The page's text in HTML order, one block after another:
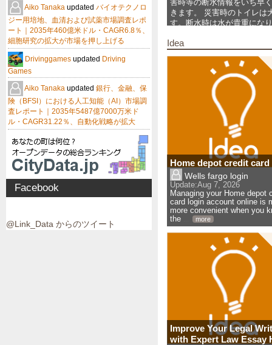
Aiko Tanaka updated バイオテクノロ
ジー用培地、血清および試薬市場調査レポ
ート｜2035年460億米ドル・CAGR6.8％、
細胞研究の拡大が市場を押し上げる
Drivinggames updated Driving
Games
Aiko Tanaka updated 銀行、金融、保
険（BFSI）における人工知能（AI）市場調
査レポート｜2035年5487億7000万米ド
ル・CAGR31.22％、自動化戦略が拡大
Facebook
@Link_Data からのツイート
害時等の断水情報をいち早
きます。 災害時のトイレは
す。断水時は水が貴重にな
時に備え
Idea
Home depot credit
Wells fargo login
Update:Aug 7, 2026
Managing your Home depot
card login account online is
more convenient when you
the
more
Improve Your Legal
with Expert Law Essay